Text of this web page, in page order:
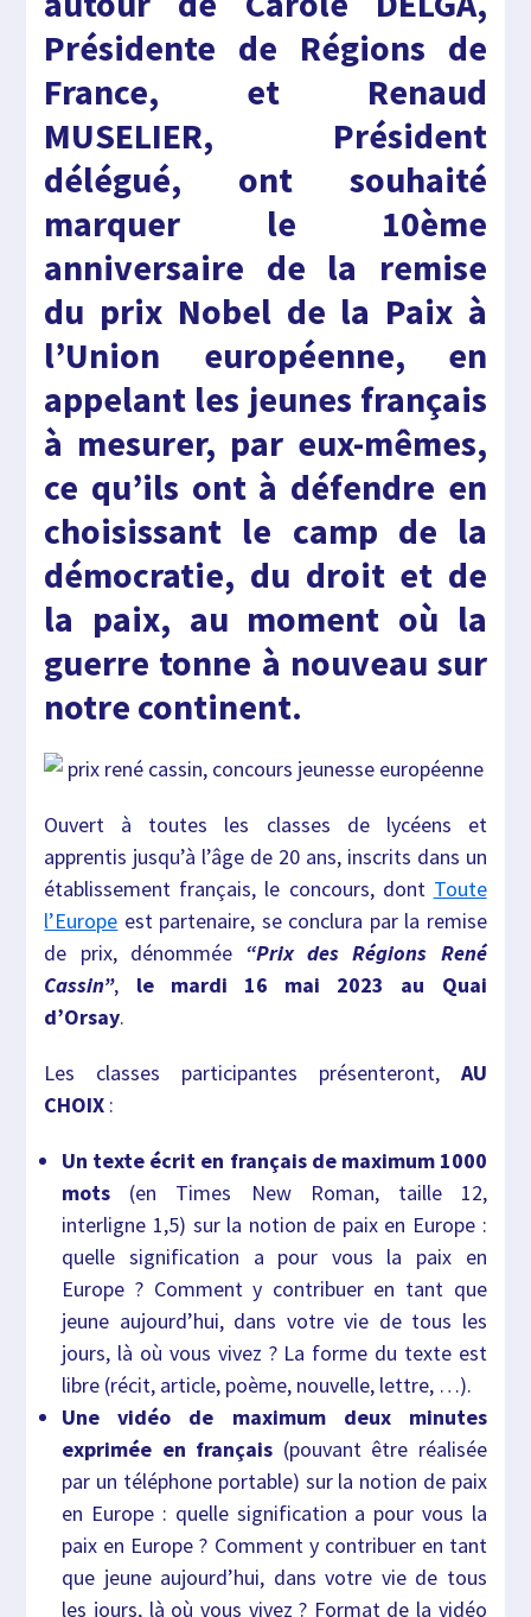
Présidente de Régions de
France, et Renaud
MUSELIER, Président
délégué, ont souhaité
marquer le 10ème
anniversaire de la remise
du prix Nobel de la Paix à
l’Union européenne, en
appelant les jeunes français
à mesurer, par eux-mêmes,
ce qu’ils ont à défendre en
choisissant le camp de la
démocratie, du droit et de
la paix, au moment où la
guerre tonne à nouveau sur
notre continent.
Ouvert à toutes les classes de lycéens et
apprentis jusqu’à l’âge de 20 ans, inscrits dans un
établissement français, le concours, dont Toute
l’Europe est partenaire, se conclura par la remise
de prix, dénommée “Prix des Régions René
Cassin”, le mardi 16 mai 2023 au Quai
d’Orsay.
Les classes participantes présenteront, AU
CHOIX :
Un texte écrit en français de maximum 1000
mots (en Times New Roman, taille 12,
interligne 1,5) sur la notion de paix en Europe :
quelle signification a pour vous la paix en
Europe ? Comment y contribuer en tant que
jeune aujourd’hui, dans votre vie de tous les
jours, là où vous vivez ? La forme du texte est
libre (récit, article, poème, nouvelle, lettre, …).
Une vidéo de maximum deux minutes
exprimée en français (pouvant être réalisée
par un téléphone portable) sur la notion de paix
en Europe : quelle signification a pour vous la
paix en Europe ? Comment y contribuer en tant
que jeune aujourd’hui, dans votre vie de tous
les jours, là où vous vivez ? Format de la vidéo